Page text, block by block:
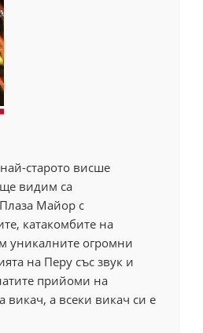
старото висше
видим са
Майор с
катакомбите на
уникалните огромни
на Перу със звук и
прийоми на
викач, а всеки викач си е